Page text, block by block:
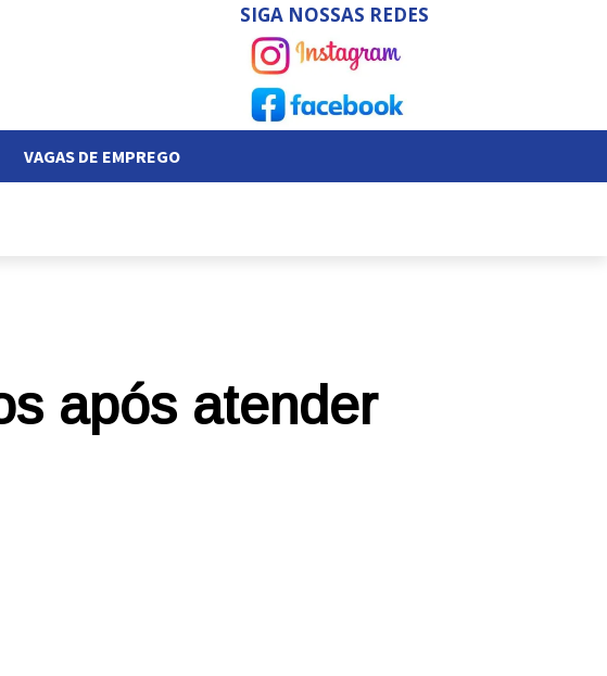
SIGA NOSSAS REDES
VAGAS DE EMPREGO
após atender